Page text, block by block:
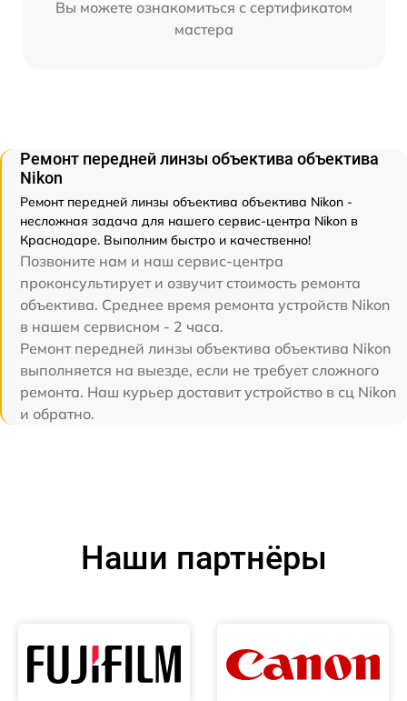
Вы можете ознакомиться с сертификатом
мастера
Ремонт передней линзы объектива объектива
Nikon
Ремонт передней линзы объектива объектива Nikon -
несложная задача для нашего сервис-центра Nikon в
Краснодаре. Выполним быстро и качественно!
Позвоните нам и наш сервис-центра
проконсультирует и озвучит стоимость ремонта
объектива. Среднее время ремонта устройств Nikon
в нашем сервисном - 2 часа.
Ремонт передней линзы объектива объектива Nikon
выполняется на выезде, если не требует сложного
ремонта. Наш курьер доставит устройство в сц Nikon
и обратно.
Наши партнёры